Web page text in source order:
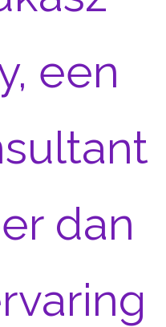
een
dan